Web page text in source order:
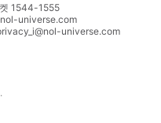
1544-1555
universe.com
universe.com